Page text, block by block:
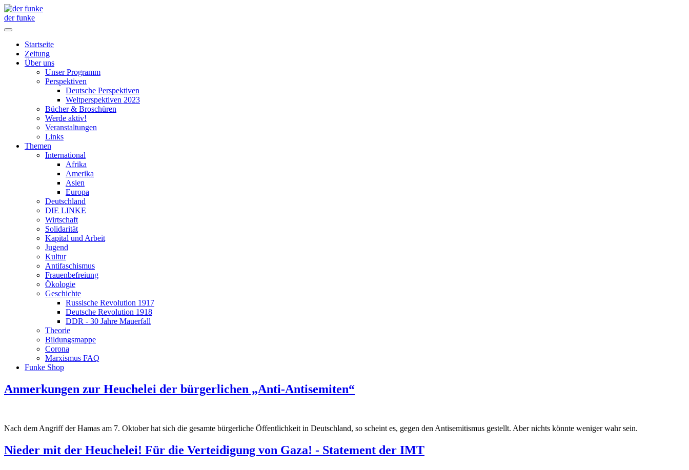
der funke
Startseite
Zeitung
Über uns
Unser Programm
Perspektiven
Deutsche Perspektiven
Weltperspektiven 2023
Bücher & Broschüren
Werde aktiv!
Veranstaltungen
Links
Themen
International
Afrika
Amerika
Asien
Europa
Deutschland
DIE LINKE
Wirtschaft
Solidarität
Kapital und Arbeit
Jugend
Kultur
Antifaschismus
Frauenbefreiung
Ökologie
Geschichte
Russische Revolution 1917
Deutsche Revolution 1918
DDR - 30 Jahre Mauerfall
Theorie
Bildungsmappe
Corona
Marxismus FAQ
Funke Shop
Anmerkungen zur Heuchelei der bürgerlichen „Anti-Antisemiten“
Nach dem Angriff der Hamas am 7. Oktober hat sich die gesamte bürgerliche Öffentlichkeit in Deutschland, so scheint es, gegen den Antisemitismus gestellt. Aber nichts könnte weniger wahr sein.
Nieder mit der Heuchelei! Für die Verteidigung von Gaza! - Statement der IMT